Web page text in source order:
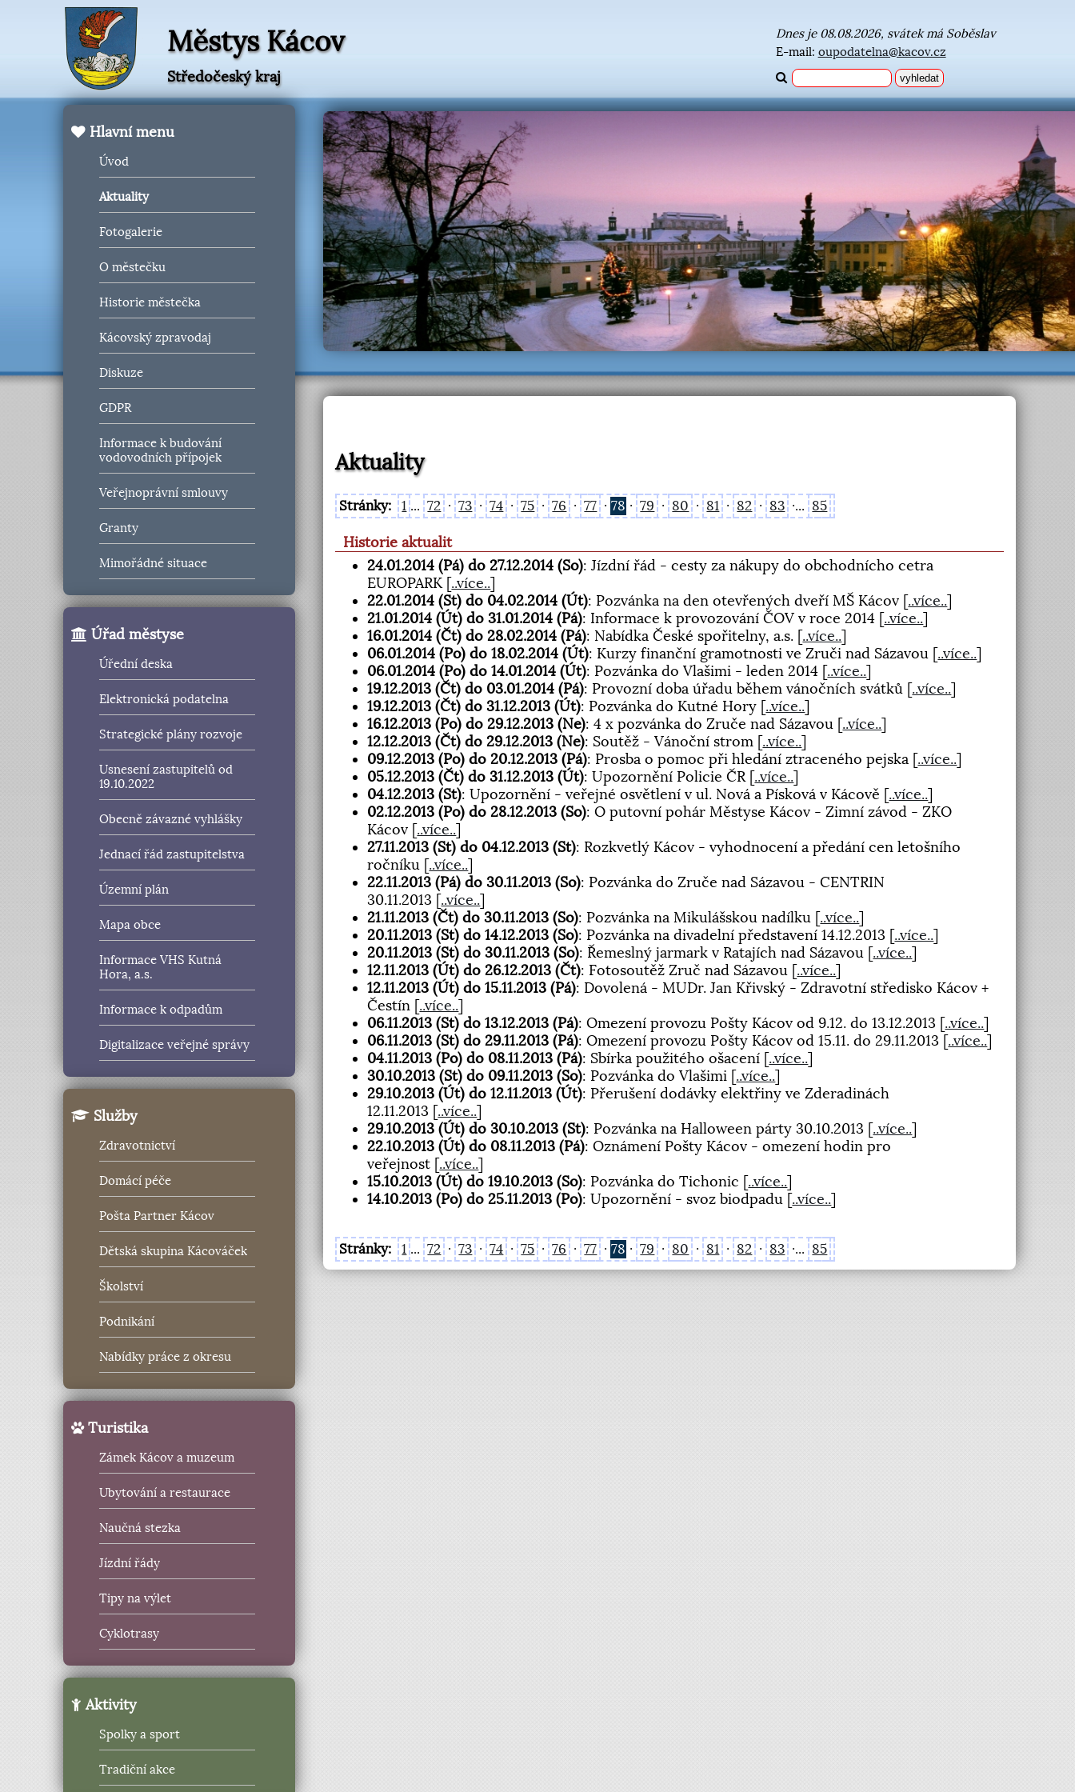
Městys Kácov
Středočeský kraj
Dnes je 08.08.2026, svátek má Soběslav
E-mail: oupodatelna@kacov.cz
Hlavní menu
Úvod
Aktuality
Fotogalerie
O městečku
Historie městečka
Kácovský zpravodaj
Diskuze
GDPR
Informace k budování
vodovodních přípojek
Veřejnoprávní smlouvy
Granty
Mimořádné situace
Úřad městyse
Úřední deska
Elektronická podatelna
Strategické plány rozvoje
Usnesení zastupitelů od
19.10.2022
Obecně závazné vyhlášky
Jednací řád zastupitelstva
Územní plán
Mapa obce
Informace VHS Kutná
Hora, a.s.
Informace k odpadům
Digitalizace veřejné správy
Služby
Zdravotnictví
Domácí péče
Pošta Partner Kácov
Dětská skupina Kácováček
Školství
Podnikání
Nabídky práce z okresu
Turistika
Zámek Kácov a muzeum
Ubytování a restaurace
Naučná stezka
Jízdní řády
Tipy na výlet
Cyklotrasy
Aktivity
Spolky a sport
Tradiční akce
Aktuality
Stránky: 1 ... 72 · 73 · 74 · 75 · 76 · 77 · 78 · 79 · 80 · 81 · 82 · 83 ·... 85
Historie aktualit
24.01.2014 (Pá) do 27.12.2014 (So): Jízdní řád - cesty za nákupy do obchodnícho cetra
EUROPARK [..více..]
22.01.2014 (St) do 04.02.2014 (Út): Pozvánka na den otevřených dveří MŠ Kácov [..více..]
21.01.2014 (Út) do 31.01.2014 (Pá): Informace k provozování ČOV v roce 2014 [..více..]
16.01.2014 (Čt) do 28.02.2014 (Pá): Nabídka České spořitelny, a.s. [..více..]
06.01.2014 (Po) do 18.02.2014 (Út): Kurzy finanční gramotnosti ve Zruči nad Sázavou [..více..]
06.01.2014 (Po) do 14.01.2014 (Út): Pozvánka do Vlašimi - leden 2014 [..více..]
19.12.2013 (Čt) do 03.01.2014 (Pá): Provozní doba úřadu během vánočních svátků [..více..]
19.12.2013 (Čt) do 31.12.2013 (Út): Pozvánka do Kutné Hory [..více..]
16.12.2013 (Po) do 29.12.2013 (Ne): 4 x pozvánka do Zruče nad Sázavou [..více..]
12.12.2013 (Čt) do 29.12.2013 (Ne): Soutěž - Vánoční strom [..více..]
09.12.2013 (Po) do 20.12.2013 (Pá): Prosba o pomoc při hledání ztraceného pejska [..více..]
05.12.2013 (Čt) do 31.12.2013 (Út): Upozornění Policie ČR [..více..]
04.12.2013 (St): Upozornění - veřejné osvětlení v ul. Nová a Písková v Kácově [..více..]
02.12.2013 (Po) do 28.12.2013 (So): O putovní pohár Městyse Kácov - Zimní závod - ZKO
Kácov [..více..]
27.11.2013 (St) do 04.12.2013 (St): Rozkvetlý Kácov - vyhodnocení a předání cen letošního
ročníku [..více..]
22.11.2013 (Pá) do 30.11.2013 (So): Pozvánka do Zruče nad Sázavou - CENTRIN
30.11.2013 [..více..]
21.11.2013 (Čt) do 30.11.2013 (So): Pozvánka na Mikulášskou nadílku [..více..]
20.11.2013 (St) do 14.12.2013 (So): Pozvánka na divadelní představení 14.12.2013 [..více..]
20.11.2013 (St) do 30.11.2013 (So): Řemeslný jarmark v Ratajích nad Sázavou [..více..]
12.11.2013 (Út) do 26.12.2013 (Čt): Fotosoutěž Zruč nad Sázavou [..více..]
12.11.2013 (Út) do 15.11.2013 (Pá): Dovolená - MUDr. Jan Křivský - Zdravotní středisko Kácov +
Čestín [..více..]
06.11.2013 (St) do 13.12.2013 (Pá): Omezení provozu Pošty Kácov od 9.12. do 13.12.2013 [..více..]
06.11.2013 (St) do 29.11.2013 (Pá): Omezení provozu Pošty Kácov od 15.11. do 29.11.2013 [..více..]
04.11.2013 (Po) do 08.11.2013 (Pá): Sbírka použitého ošacení [..více..]
30.10.2013 (St) do 09.11.2013 (So): Pozvánka do Vlašimi [..více..]
29.10.2013 (Út) do 12.11.2013 (Út): Přerušení dodávky elektřiny ve Zderadinách
12.11.2013 [..více..]
29.10.2013 (Út) do 30.10.2013 (St): Pozvánka na Halloween párty 30.10.2013 [..více..]
22.10.2013 (Út) do 08.11.2013 (Pá): Oznámení Pošty Kácov - omezení hodin pro
veřejnost [..více..]
15.10.2013 (Út) do 19.10.2013 (So): Pozvánka do Tichonic [..více..]
14.10.2013 (Po) do 25.11.2013 (Po): Upozornění - svoz biodpadu [..více..]
Stránky: 1 ... 72 · 73 · 74 · 75 · 76 · 77 · 78 · 79 · 80 · 81 · 82 · 83 ·... 85